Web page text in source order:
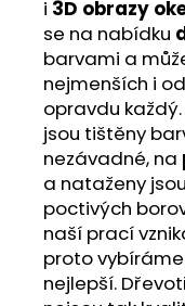
i 3D obrazy
se na nabídku
barvami a
nejmenších i
opravdu
jsou tištěny
nezávadné, na
a nataženy
poctivých
naší prací
proto
nejlepší.